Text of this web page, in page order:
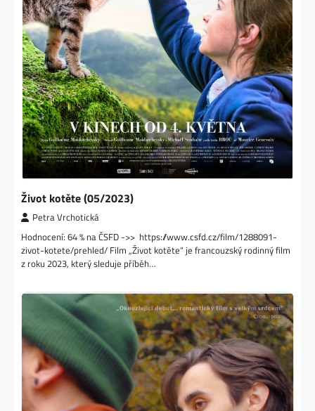
Život kotěte (05/2023)
Petra Vrchotická
Hodnocení: 64 % na ČSFD ->> https://www.csfd.cz/film/1288091-
zivot-kotete/prehled/ Film „Život kotěte“ je francouzský rodinný film
z roku 2023, který sleduje příběh…